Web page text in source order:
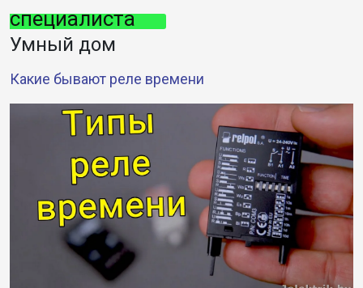
специалиста
Умный дом
Какие бывают реле времени